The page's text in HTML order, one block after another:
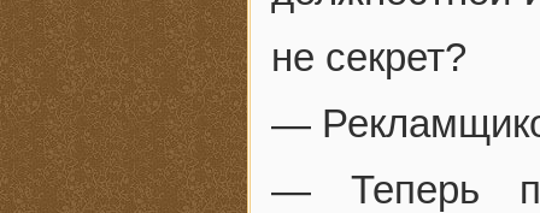
не секрет?
—
— Теперь